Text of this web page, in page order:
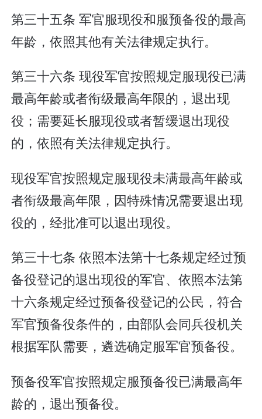
第三十五条 军官服现役和服预备役的最高
年龄，依照其他有关法律规定执行。
第三十六条 现役军官按照规定服现役已满
最高年龄或者衔级最高年限的，退出现
役；需要延长服现役或者暂缓退出现役
的，依照有关法律规定执行。
现役军官按照规定服现役未满最高年龄或
者衔级最高年限，因特殊情况需要退出现
役的，经批准可以退出现役。
第三十七条 依照本法第十七条规定经过预
备役登记的退出现役的军官、依照本法第
十六条规定经过预备役登记的公民，符合
军官预备役条件的，由部队会同兵役机关
根据军队需要，遴选确定服军官预备役。
预备役军官按照规定服预备役已满最高年
龄的，退出预备役。